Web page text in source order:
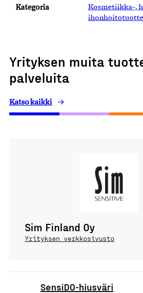
Kategoria
Kosmetiikka-,
Yrityksen muita
palveluita
Katso kaikki
Sim Finland Oy
Yrityksen verkkosivusto
SensiDO-hiusväri